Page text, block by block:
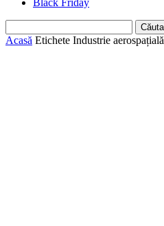
Black Friday
Acasă Etichete Industrie aerospațială